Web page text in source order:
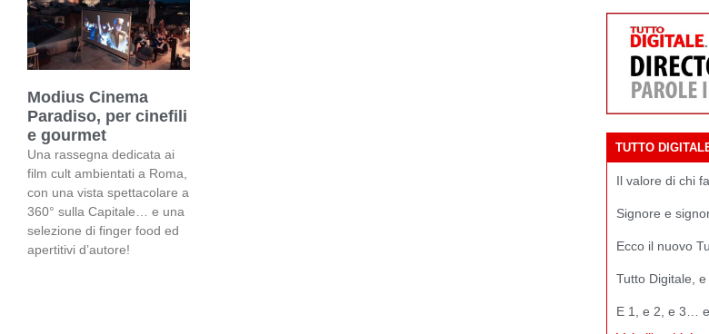
Modius Cinema
Paradiso, per cinefili
e gourmet
Una rassegna dedicata ai
film cult ambientati a Roma,
con una vista spettacolare a
360° sulla Capitale… e una
selezione di finger food ed
apertitivi d’autore!
TUTTO
Il valore di chi
Signore e
Ecco il nuovo
Tutto Digitale, e
E 1, e 2, e 3…